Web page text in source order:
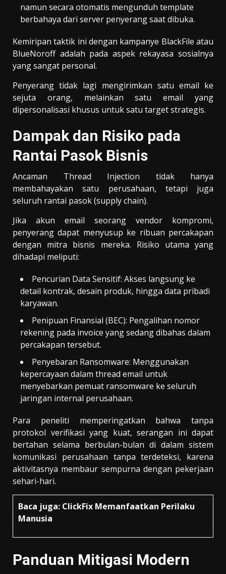
namun secara otomatis mengunduh template
berbahaya dari server penyerang saat dibuka.
Kemiripan taktik ini dengan kampanye BlackFile atau
BlueNoroff adalah pada aspek rekayasa sosialnya
yang sangat personal.
Penyerang tidak lagi mengirimkan satu email ke
sejuta orang, melainkan satu email yang
dipersonalisasi khusus untuk satu target strategis.
Dampak dan Risiko pada
Rantai Pasok Bisnis
Ancaman Thread Injection tidak hanya
membahayakan satu perusahaan, tetapi juga
seluruh rantai pasok (supply chain).
Jika akun email seorang vendor kompromi,
penyerang dapat menyusup ke ribuan percakapan
dengan mitra bisnis mereka. Risiko utama yang
dihadapi meliputi:
Pencurian Data Sensitif: Akses langsung ke
detail kontrak, desain produk, hingga data pribadi
karyawan.
Penipuan Finansial (BEC): Pengalihan nomor
rekening pada invoice yang sedang dibahas dalam
percakapan tersebut.
Penyebaran Ransomware: Menggunakan
kepercayaan dalam thread email untuk
menyebarkan pemuat ransomware ke seluruh
jaringan internal perusahaan.
Para peneliti memperingatkan bahwa tanpa
protokol verifikasi yang kuat, serangan ini dapat
bertahan selama berbulan-bulan di dalam sistem
komunikasi perusahaan tanpa terdeteksi, karena
aktivitasnya membaur sempurna dengan pekerjaan
sehari-hari.
Baca juga: ClickFix Memanfaatkan Perilaku
Manusia
Panduan Mitigasi Modern